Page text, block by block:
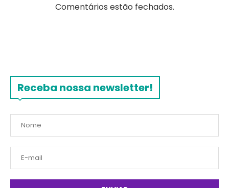
Comentários estão fechados.
Receba nossa newsletter!